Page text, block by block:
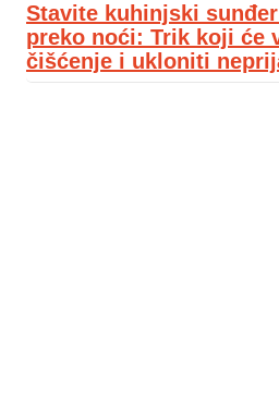
Stavite kuhinjski
preko noći: Trik koji će
čišćenje i ukloniti